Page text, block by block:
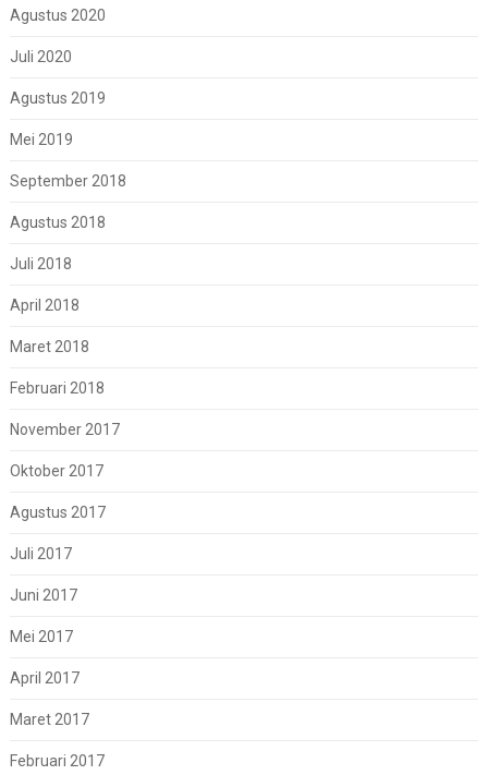
Agustus 2020
Juli 2020
Agustus 2019
Mei 2019
September 2018
Agustus 2018
Juli 2018
April 2018
Maret 2018
Februari 2018
November 2017
Oktober 2017
Agustus 2017
Juli 2017
Juni 2017
Mei 2017
April 2017
Maret 2017
Februari 2017